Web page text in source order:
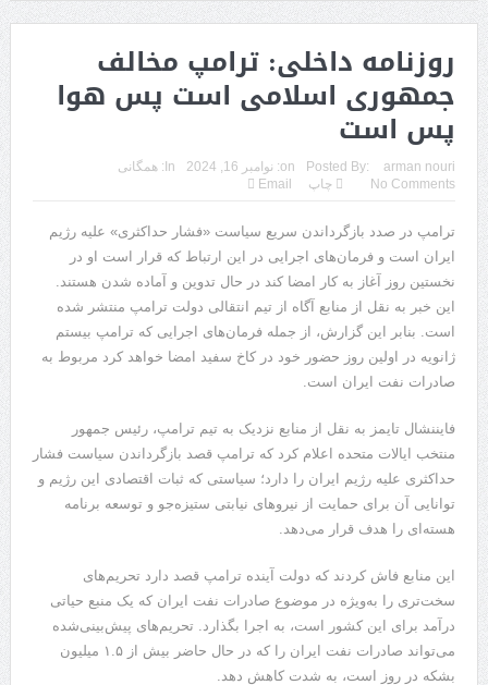
روزنامه داخلی: ترامپ مخالف
جمهوری اسلامی است پس هوا
پس است
Posted By: arman nouri
on: نوامبر 16, 2024 In: همگانی
No Comments
چاپ Email
ترامپ در صدد بازگرداندن سریع سیاست «فشار حداکثری» علیه رژیم
ایران است و فرمان‌های اجرایی در این ارتباط که قرار است او در
نخستین روز آغاز به کار امضا کند در حال تدوین و آماده شدن هستند.
این خبر به نقل از منابع آگاه از تیم انتقالی دولت ترامپ منتشر شده
است. بنابر این گزارش، از جمله فرمان‌های اجرایی که ترامپ بیستم
ژانویه در اولین روز حضور خود در کاخ سفید امضا خواهد کرد مربوط به
صادرات نفت ایران است.
فایننشال تایمز به نقل از منابع نزدیک به تیم ترامپ، رئیس جمهور
منتخب ایالات متحده اعلام کرد که ترامپ قصد بازگرداندن سیاست فشار
حداکثری علیه رژیم ایران را دارد؛ سیاستی که ثبات اقتصادی این رژیم و
توانایی آن برای حمایت از نیروهای نیابتی ستیزه‌جو و توسعه برنامه
هسته‌ای را هدف قرار می‌دهد.
این منابع فاش کردند که دولت آینده ترامپ قصد دارد تحریم‌های
سخت‌تری را به‌ویژه در موضوع صادرات نفت ایران که یک منبع حیاتی
درآمد برای این کشور است، به اجرا بگذارد. تحریم‌های پیش‌بینی‌شده
می‌تواند صادرات نفت ایران را که در حال حاضر بیش از ۱.۵ میلیون
بشکه در روز است، به شدت کاهش دهد.